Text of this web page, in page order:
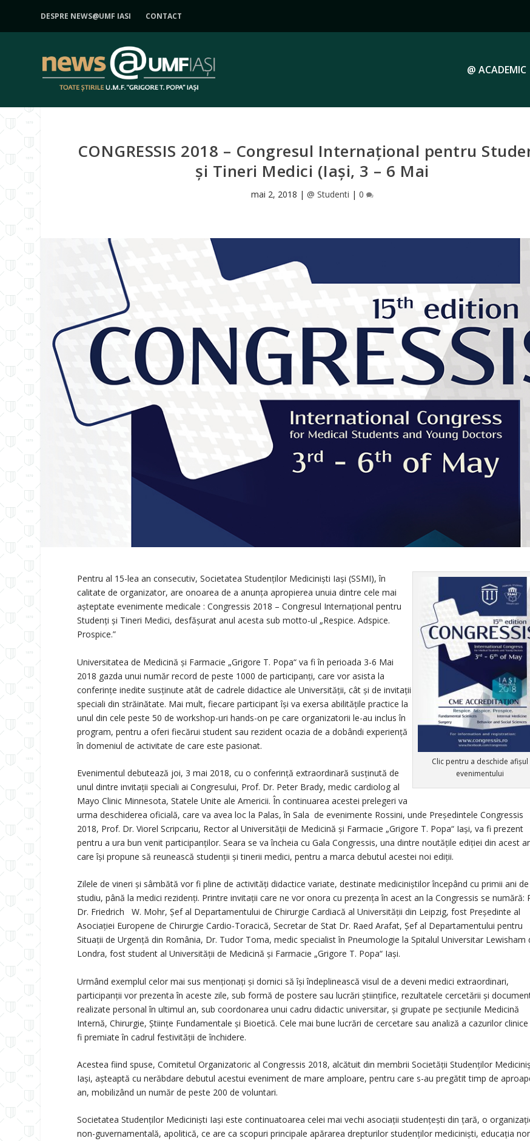
DESPRE NEWS@UMF IASI CONTACT
@ ACADEMIC
CONGRESSIS 2018 – Congresul Internațional pentru
și Tineri Medici (Iași, 3 – 6 Mai
mai 2, 2018 | @ Studenti | 0
Clic pentru a deschide afișul
evenimentului
Pentru al 15-lea an consecutiv, Societatea Studenţilor Medicinişti Iaşi (SSMI), în
calitate de organizator, are onoarea de a anunța apropierea unuia dintre cele mai
aşteptate evenimente medicale : Congressis 2018 – Congresul Internaţional pentru
Studenţi şi Tineri Medici, desfăşurat anul acesta sub motto-ul „Respice. Adspice.
Prospice.”
Universitatea de Medicină şi Farmacie „Grigore T. Popa“ va fi în perioada 3-6 Mai
2018 gazda unui număr record de peste 1000 de participanți, care vor asista la
conferințe inedite susținute atât de cadrele didactice ale Universității, cât și de invitații
speciali din străinătate. Mai mult, fiecare participant își va exersa abilitățile practice la
unul din cele peste 50 de workshop-uri hands-on pe care organizatorii le-au inclus în
program, pentru a oferi fiecărui student sau rezident ocazia de a dobândi experiență
în domeniul de activitate de care este pasionat.
Evenimentul debutează joi, 3 mai 2018, cu o conferință extraordinară susținută de
unul dintre invitații speciali ai Congresului, Prof. Dr. Peter Brady, medic cardiolog al
Mayo Clinic Minnesota, Statele Unite ale Americii. În continuarea acestei prelegeri va
urma deschiderea oficială, care va avea loc la Palas, în Sala de evenimente Rossini, unde Președintele Congressis
2018, Prof. Dr. Viorel Scripcariu, Rector al Universității de Medicină şi Farmacie „Grigore T. Popa“ Iași, va fi prezent
pentru a ura bun venit participanților. Seara se va încheia cu Gala Congressis, una dintre noutățile ediției din acest
care îşi propune să reunească studenții şi tinerii medici, pentru a marca debutul acestei noi ediții.
Zilele de vineri și sâmbătă vor fi pline de activități didactice variate, destinate mediciniștilor începând cu primii ani de
studiu, până la medici rezidenți. Printre invitații care ne vor onora cu prezența în acest an la Congressis se numără:
Dr. Friedrich W. Mohr, Șef al Departamentului de Chirurgie Cardiacă al Universității din Leipzig, fost Președinte al
Asociației Europene de Chirurgie Cardio-Toracică, Secretar de Stat Dr. Raed Arafat, Șef al Departamentului pentru
Situații de Urgență din România, Dr. Tudor Toma, medic specialist în Pneumologie la Spitalul Universitar Lewisham
Londra, fost student al Universității de Medicină şi Farmacie „Grigore T. Popa“ Iași.
Urmând exemplul celor mai sus menționați și dornici să își îndeplinească visul de a deveni medici extraordinari,
participanții vor prezenta în aceste zile, sub formă de postere sau lucrări științifice, rezultatele cercetării și
realizate personal în ultimul an, sub coordonarea unui cadru didactic universitar, și grupate pe secțiunile Medicină
Internă, Chirurgie, Științe Fundamentale și Bioetică. Cele mai bune lucrări de cercetare sau analiză a cazurilor
fi premiate în cadrul festivității de închidere.
Acestea fiind spuse, Comitetul Organizatoric al Congressis 2018, alcătuit din membrii Societății Studenților
Iaşi, așteaptă cu nerăbdare debutul acestui eveniment de mare amploare, pentru care s-au pregătit timp de
an, mobilizând un număr de peste 200 de voluntari.
Societatea Studenților Mediciniști Iași este continuatoarea celei mai vechi asociaţii studenţeşti din ţară, o
non-guvernamentală, apolitică, ce are ca scopuri principale apărarea drepturilor studenţilor medicinişti, educația